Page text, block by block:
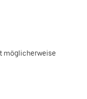
möglicherweise